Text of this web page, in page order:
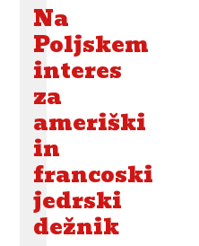
Na
Poljskem
interes
za
ameriški
in
francoski
jedrski
dežnik